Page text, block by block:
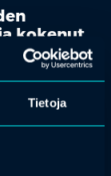
Tietoja
kokenut
kasvua.
tekeminen ja